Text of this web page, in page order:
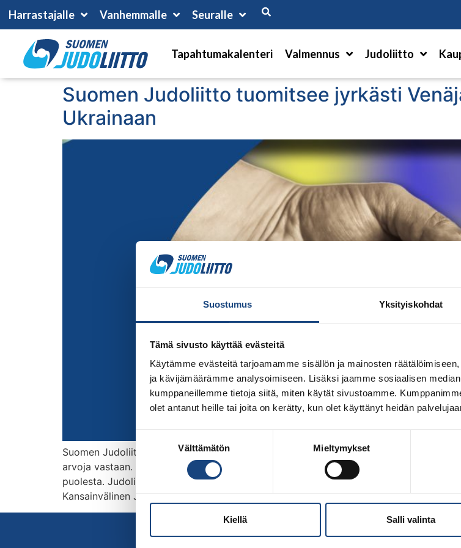
Suostumus Yksityiskohdat
Tämä sivusto käyttää evästeitä
Käytämme evästeitä tarjoamamme sisällön ja mainosten
ja kävijämäärämme analysoimiseen. Lisäksi jaamme sosiaalisen
kumppaneillemme tietoja siitä, miten käytät sivustoamme.
olet antanut heille tai joita on kerätty, kun olet käyttänyt heidän
valinta
Välttämätön Mieltymykset
Kiellä Salli valinta
Harrastajalle Vanhemmalle Seuralle
Tapahtumakalenteri Valmennus Judoliitto
Suomen Judoliitto tuomitsee jyrkästi
Ukrainaan
Suomen Judoliitto tuomitsee jyrkästi Venäjän armeijan hyökkäyksen Ukrainaan
arvoja vastaan. Judoliitto tukee yksiselitteisesti Ukrainaa ja haluamme ilmaista
puolesta. Judoliiton hallitus ja valmennusvaliokunta ovat tehneet päätöksen olla
Kansainvälinen Judoliitto (IJF) ja Euroopan Judounioni (EJU) ovat peruneet […]